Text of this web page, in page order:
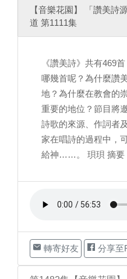
【音樂花園】 「讚美詩
道 第1111集
《讚美詩》共有469
哪幾首呢？為什麼讚
地？為什麼在教會的
重要的地位？節目將
詩歌的來源、作詞者
家在唱詩的過程中，
給神……。 珼珼 摘要
轉寄好友 分享至